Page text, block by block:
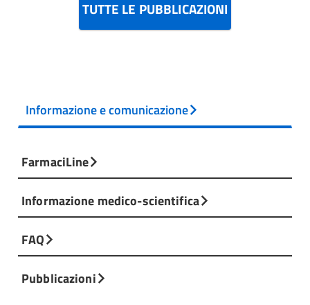
TUTTE LE PUBBLICAZIONI
Informazione e comunicazione
FarmaciLine
Informazione medico-scientifica
FAQ
Pubblicazioni